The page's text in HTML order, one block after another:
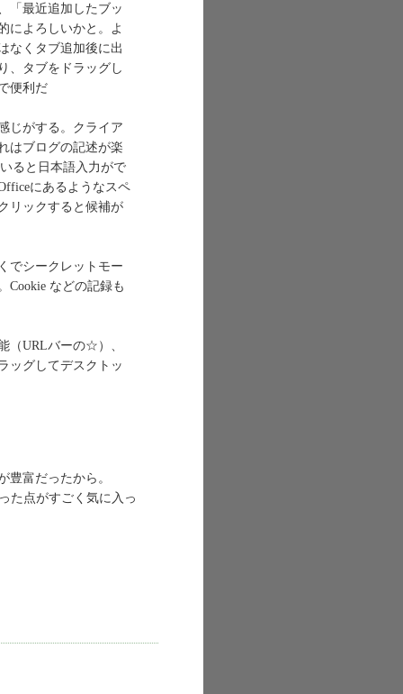
最近追加したブッ
によろしいかと。よ
なくタブ追加後に出
、タブをドラッグし
便利だ
がする。クライア
はブログの記述が楽
ると日本語入力がで
にあるようなスペ
リックすると候補が
シークレットモー
Cookie などの記録も
URLバーの☆）、
ッグしてデスクトッ
豊富だったから。
た点がすごく気に入っ